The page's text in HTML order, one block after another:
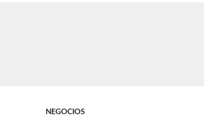
NEGOCIOS